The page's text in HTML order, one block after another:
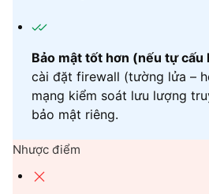
Bảo mật tốt hơn (nếu tự cấu
cài đặt firewall (tường lửa –
mạng kiểm soát lưu lượng
bảo mật riêng.
Nhược điểm